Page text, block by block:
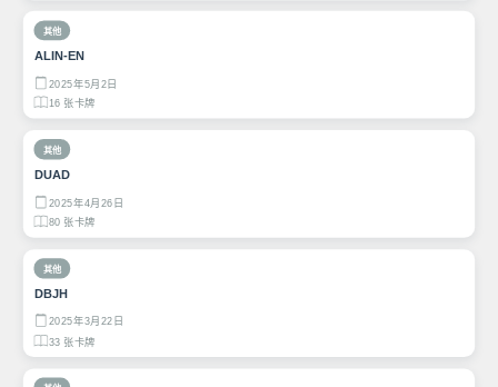
其他
ALIN-EN
2025年5月2日
16 张卡牌
其他
DUAD
2025年4月26日
80 张卡牌
其他
DBJH
2025年3月22日
33 张卡牌